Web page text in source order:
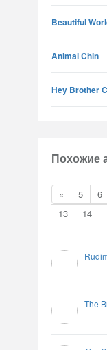
Beautiful
Animal Chin
Hey Brother
Похожие
« 5 6
13
14
The